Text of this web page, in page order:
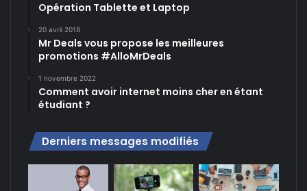
Opération Tablette et Laptop
20 avril 2018
Mr Deals vous propose les meilleures
promotions #AlloMrDeals
1 novembre 2022
Comment avoir internet moins cher en étant
étudiant ?
Derniers messages modifiés